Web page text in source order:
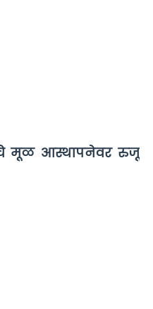
मूळ आस्थापनेवर रुजू